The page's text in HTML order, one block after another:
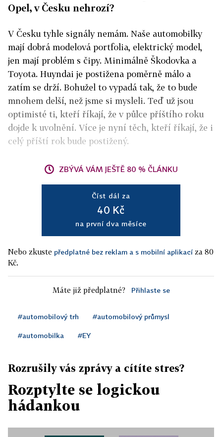
Opel, v Česku nehrozí?
V Česku tyhle signály nemám. Naše automobilky
mají dobrá modelová portfolia, elektrický model,
jen mají problém s čipy. Minimálně Škodovka a
Toyota. Huyndai je postižena poměrně málo a
zatím se drží. Bohužel to vypadá tak, že to bude
mnohem delší, než jsme si mysleli. Teď už jsou
optimisté ti, kteří říkají, že v půlce příštího roku
dojde k uvolnění. Více je nyní těch, kteří říkají, že i
celý příští rok bude postižený.
ZBÝVÁ VÁM JEŠTĚ 80 % ČLÁNKU
Číst dál za
40 Kč
na první dva měsíce
Nebo zkuste předplatné bez reklam a s mobilní aplikací za 80
Kč.
Máte již předplatné? Přihlaste se
#automobilový trh #automobilový průmysl
#automobilka #EY
Rozrušily vás zprávy a cítíte stres?
Rozptylte se logickou
hádankou